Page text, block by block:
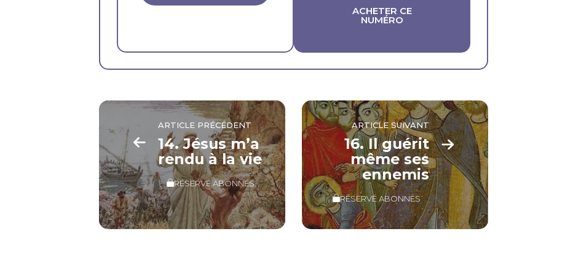
ACHETER CE
NUMÉRO
ARTICLE PRÉCÉDENT
14. Jésus m’a
rendu à la vie
RÉSERVÉ ABONNÉS
ARTICLE SUIVANT
16. Il guérit
même ses
ennemis
RÉSERVÉ ABONNÉS